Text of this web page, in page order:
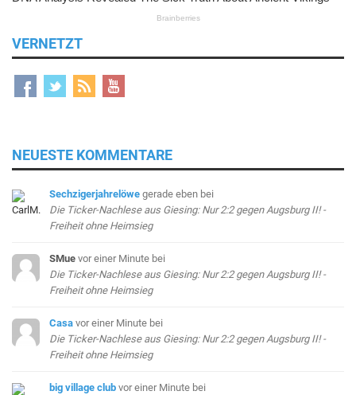
VERNETZT
NEUESTE KOMMENTARE
Sechzigerjahrelöwe gerade eben bei
Die Ticker-Nachlese aus Giesing: Nur 2:2 gegen Augsburg II! -
Freiheit ohne Heimsieg
SMue vor einer Minute bei
Die Ticker-Nachlese aus Giesing: Nur 2:2 gegen Augsburg II! -
Freiheit ohne Heimsieg
Casa vor einer Minute bei
Die Ticker-Nachlese aus Giesing: Nur 2:2 gegen Augsburg II! -
Freiheit ohne Heimsieg
big village club vor einer Minute bei